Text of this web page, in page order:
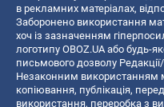
в рекламних матеріалах,
Заборонено використання
хоч із зазначенням
логотипу OBOZ.UA або будь-
письмового дозволу
Незаконним використанням
копiювання, публiкацiя,
використання, переробка з